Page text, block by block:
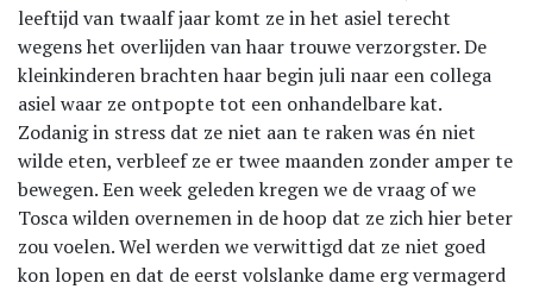
leeftijd van twaalf jaar komt ze in het asiel terecht
wegens het overlijden van haar trouwe verzorgster. De
kleinkinderen brachten haar begin juli naar een collega
asiel waar ze ontpopte tot een onhandelbare kat.
Zodanig in stress dat ze niet aan te raken was én niet
wilde eten, verbleef ze er twee maanden zonder amper te
bewegen. Een week geleden kregen we de vraag of we
Tosca wilden overnemen in de hoop dat ze zich hier beter
zou voelen. Wel werden we verwittigd dat ze niet goed
kon lopen en dat de eerst volslanke dame erg vermagerd